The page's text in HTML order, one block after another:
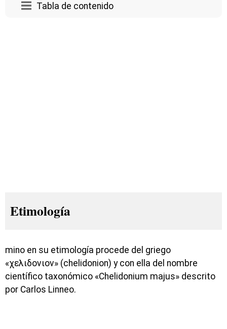
Tabla de contenido
Etimología
mino en su etimología procede del griego
«χελιδονιον» (chelidonion) y con ella del nombre
científico taxonómico «Chelidonium majus» descrito
por Carlos Linneo.